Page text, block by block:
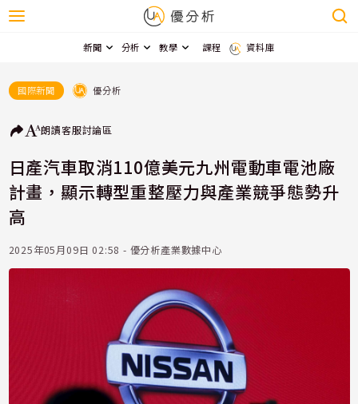
新聞 分析 教學 課程 資料庫
國際新聞 優分析
朗讀客服討論區
日產汽車取消110億美元九州電動車電池廠
計畫，顯示轉型重整壓力與產業競爭態勢升
高
2025年05月09日 02:58 - 優分析產業數據中心